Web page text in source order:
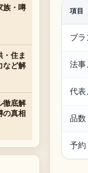
項目
ブラ
法事
代表
品数
予約
族・噂
・住ま
など解
徹底解
の真相